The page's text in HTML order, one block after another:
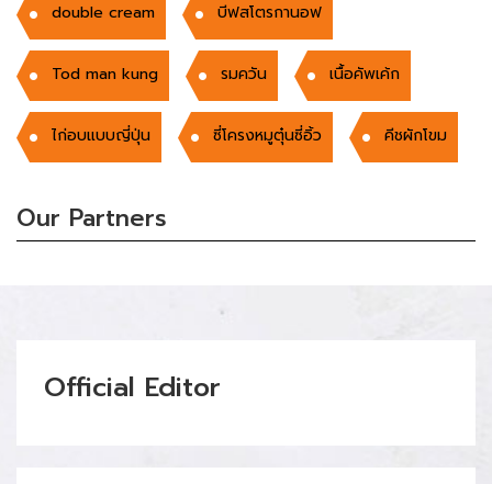
double cream บีฟสโตรกานอฟ
Tod man kung รมควัน เนื้อคัพเค้ก
ไก่อบแบบญี่ปุ่น ซี่โครงหมูตุ๋นซี่อิ้ว คีชผักโขม
Our Partners
Official Editor